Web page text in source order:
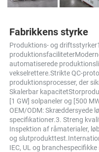
Fabrikkens styrke
Produktions- og
automatiserede
vekselrettere.Strikte QC-
produktionsprocesser, der
Skalerbar
[1 GW] solpaneler og [500
OEM/ODM: Skræddersyede
specifikationer.3. Streng
Inspektion af råmaterialer,
og
IEC, UL og